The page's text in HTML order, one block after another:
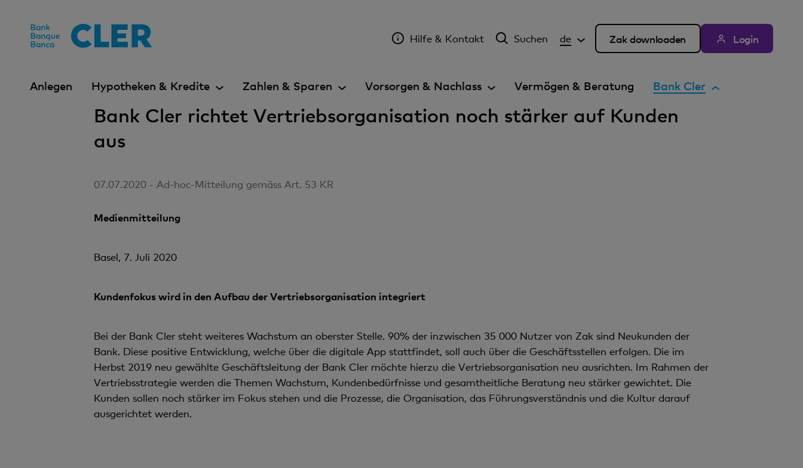
Hilfe & Kontakt Suchen de Zak downloaden Login
Anlegen Hypotheken & Kredite Zahlen & Sparen Vorsorgen & Nachlass Vermögen & Beratung Bank Cler
Bank Cler richtet Vertriebsorganisation noch stärker auf Kunden
aus
07.07.2020 - Ad-hoc-Mitteilung gemäss Art. 53 KR
Medienmitteilung
Basel, 7. Juli 2020
Kundenfokus wird in den Aufbau der Vertriebsorganisation integriert
Bei der Bank Cler steht weiteres Wachstum an oberster Stelle. 90% der inzwischen 35 000 Nutzer von Zak sind Neukunden der
Bank. Diese positive Entwicklung, welche über die digitale App stattfindet, soll auch über die Geschäftsstellen erfolgen. Die im
Herbst 2019 neu gewählte Geschäftsleitung der Bank Cler möchte hierzu die Vertriebsorganisation neu ausrichten. Im Rahmen der
Vertriebsstrategie werden die Themen Wachstum, Kundenbedürfnisse und gesamtheitliche Beratung neu stärker gewichtet. Die
Kunden sollen noch stärker im Fokus stehen und die Prozesse, die Organisation, das Führungsverständ­nis und die Kultur darauf
ausgerichtet werden.